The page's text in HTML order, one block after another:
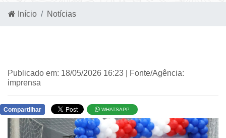
Início Notícias
Publicado em: 18/05/2026 16:23 | Fonte/Agência:
imprensa
Compartilhar WHATSAPP